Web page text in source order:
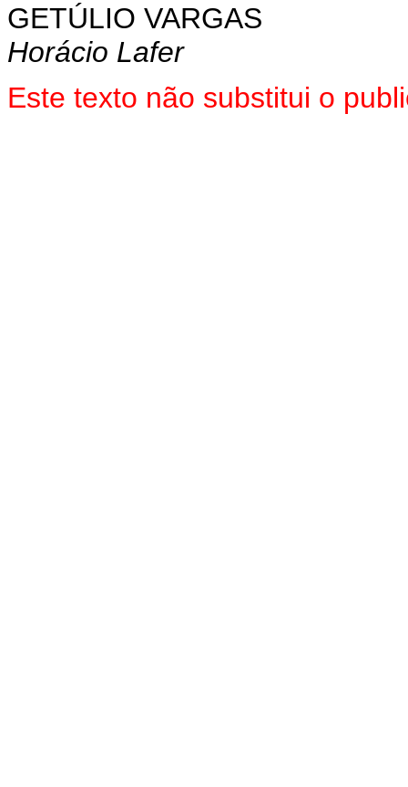
GETÚLIO VARGAS
Horácio Lafer
Este texto não substitui o